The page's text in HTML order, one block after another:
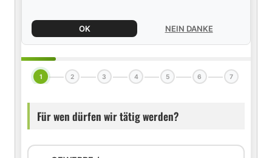
OK NEIN DANKE
1 2 3 4 5 6 7
Für wen dürfen wir tätig werden?